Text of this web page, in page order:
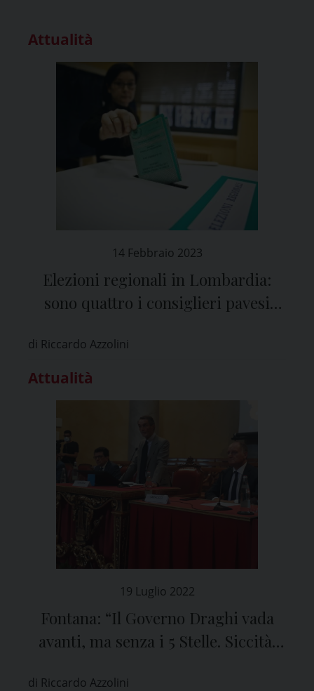
Attualità
14 Febbraio 2023
Elezioni regionali in Lombardia:
sono quattro i consiglieri pavesi
di Riccardo Azzolini
Attualità
19 Luglio 2022
Fontana: “Il Governo Draghi vada
avanti, ma senza i 5 Stelle. Siccità,
di Riccardo Azzolini